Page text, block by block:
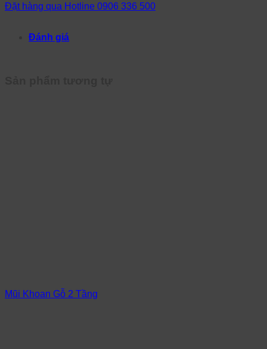
Đặt hàng qua Hotline 0906 336 500
Đánh giá
Mũi Khoan Gỗ 2 Tầng